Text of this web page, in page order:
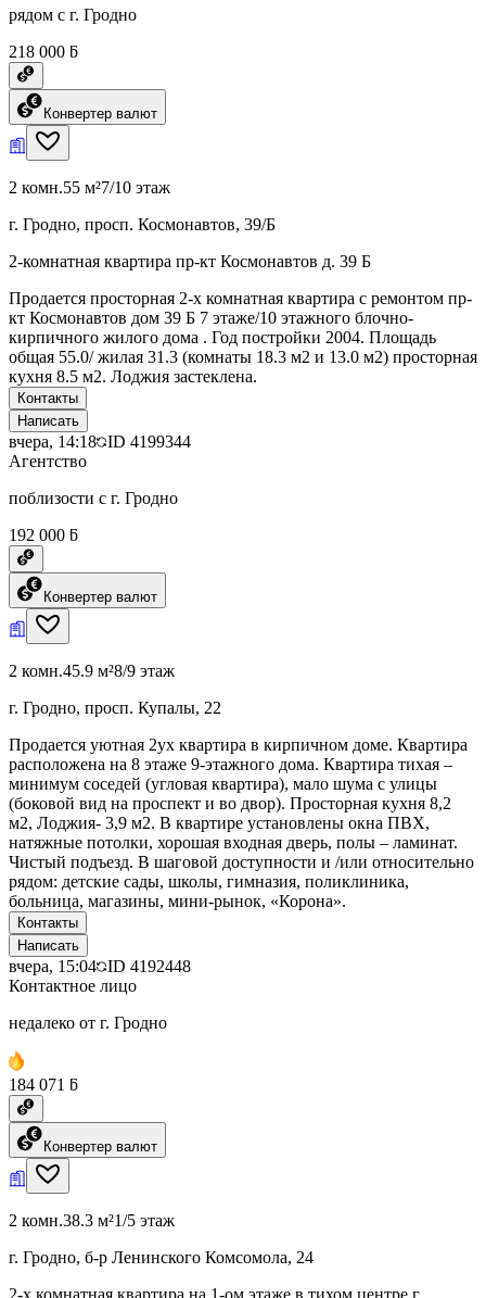
рядом с г. Гродно
218 000 ƃ
Конвертер валют
2 комн.55 м²7/10 этаж
г. Гродно, просп. Космонавтов, 39/Б
2-комнатная квартира пр-кт Космонавтов д. 39 Б
Продается просторная 2-х комнатная квартира с ремонтом пр-
кт Космонавтов дом 39 Б 7 этаже/10 этажного блочно-
кирпичного жилого дома . Год постройки 2004. Площадь
общая 55.0/ жилая 31.3 (комнаты 18.3 м2 и 13.0 м2) просторная
кухня 8.5 м2. Лоджия застеклена.
Контакты
Написать
вчера, 14:18 ID 4199344
Агентство
поблизости с г. Гродно
192 000 ƃ
Конвертер валют
2 комн.45.9 м²8/9 этаж
г. Гродно, просп. Купалы, 22
Продается уютная 2ух квартира в кирпичном доме. Квартира
расположена на 8 этаже 9-этажного дома. Квартира тихая –
минимум соседей (угловая квартира), мало шума с улицы
(боковой вид на проспект и во двор). Просторная кухня 8,2
м2, Лоджия- 3,9 м2. В квартире установлены окна ПВХ,
натяжные потолки, хорошая входная дверь, полы – ламинат.
Чистый подъезд. В шаговой доступности и /или относительно
рядом: детские сады, школы, гимназия, поликлиника,
больница, магазины, мини-рынок, «Корона».
Контакты
Написать
вчера, 15:04 ID 4192448
Контактное лицо
недалеко от г. Гродно
184 071 ƃ
Конвертер валют
2 комн.38.3 м²1/5 этаж
г. Гродно, б-р Ленинского Комсомола, 24
2-х комнатная квартира на 1-ом этаже в тихом центре г.